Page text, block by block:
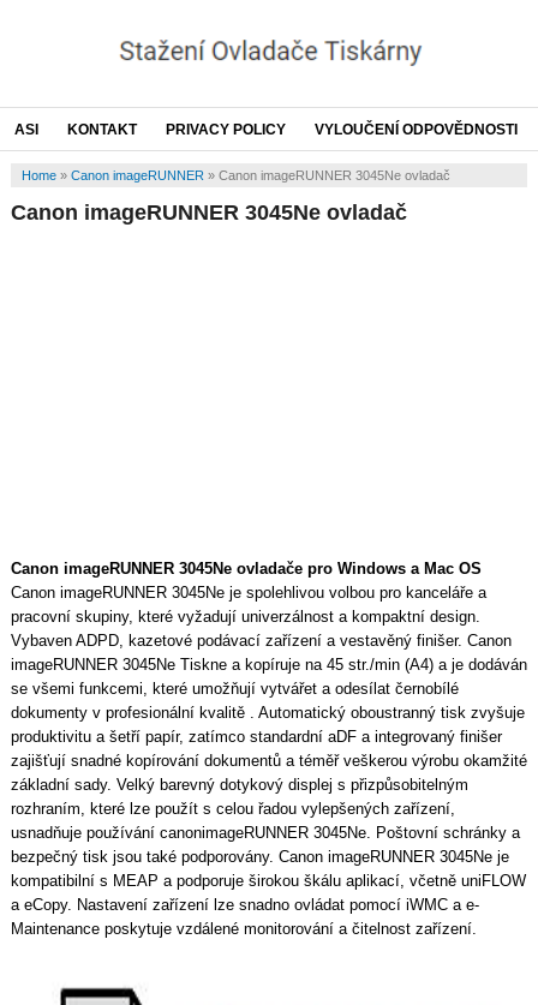
ASI KONTAKT PRIVACY POLICY VYLOUČENÍ ODPOVĚDNOSTI
Home» Canon imageRUNNER » Canon imageRUNNER 3045Ne ovladač
Canon imageRUNNER 3045Ne ovladač
Canon imageRUNNER 3045Ne ovladače pro Windows a Mac OS
Canon imageRUNNER 3045Ne je spolehlivou volbou pro kanceláře a
pracovní skupiny, které vyžadují univerzálnost a kompaktní design.
Vybaven ADPD, kazetové podávací zařízení a vestavěný finišer. Canon
imageRUNNER 3045Ne Tiskne a kopíruje na 45 str./min (A4) a je dodáván
se všemi funkcemi, které umožňují vytvářet a odesílat černobílé
dokumenty v profesionální kvalitě . Automatický oboustranný tisk zvyšuje
produktivitu a šetří papír, zatímco standardní aDF a integrovaný finišer
zajišťují snadné kopírování dokumentů a téměř veškerou výrobu okamžité
základní sady. Velký barevný dotykový displej s přizpůsobitelným
rozhraním, které lze použít s celou řadou vylepšených zařízení,
usnadňuje používání canonimageRUNNER 3045Ne. Poštovní schránky a
bezpečný tisk jsou také podporovány. Canon imageRUNNER 3045Ne je
kompatibilní s MEAP a podporuje širokou škálu aplikací, včetně uniFLOW
a eCopy. Nastavení zařízení lze snadno ovládat pomocí iWMC a e-
Maintenance poskytuje vzdálené monitorování a čitelnost zařízení.